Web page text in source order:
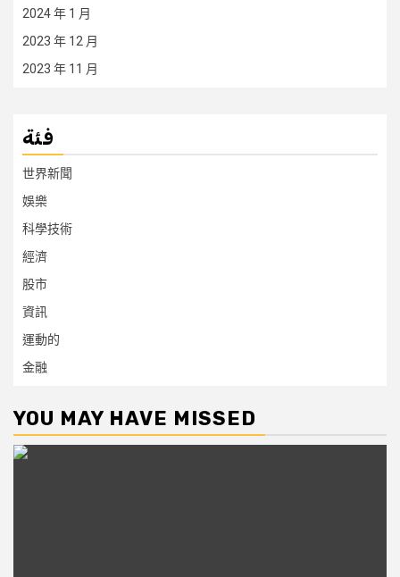
2024 年 1 月
2023 年 12 月
2023 年 11 月
فئة
世界新聞
娛樂
科學技術
經濟
股市
資訊
運動的
金融
YOU MAY HAVE MISSED